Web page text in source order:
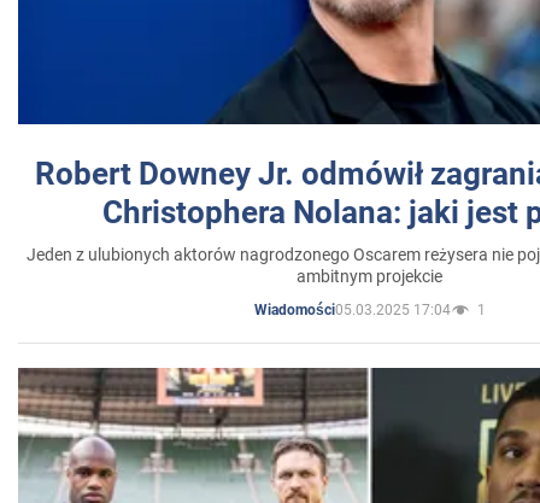
Robert Downey Jr. odmówił
Christophera Nolana: jaki jest
Jeden z ulubionych aktorów nagrodzonego Oscarem reżysera nie
ambitnym projekcie
Wiadomości05.03.2025 17:04 1